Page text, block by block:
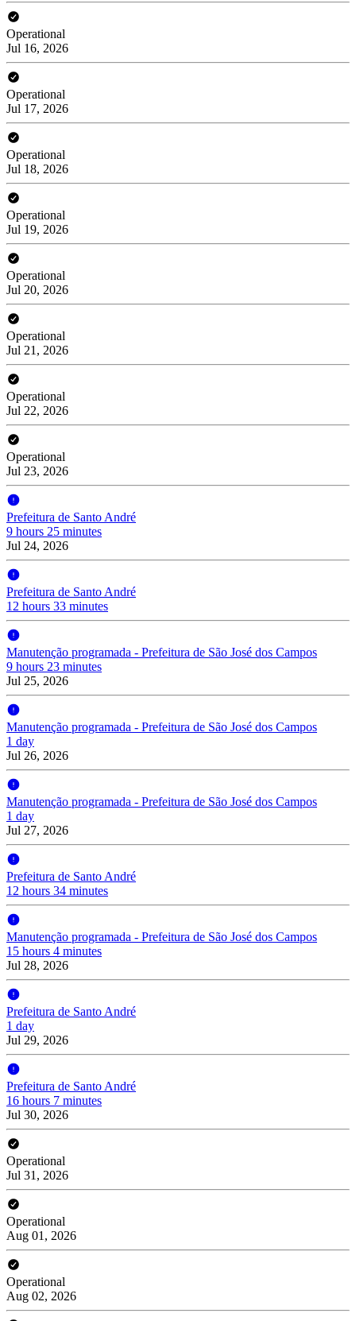
Operational
Jul 16, 2026
Operational
Jul 17, 2026
Operational
Jul 18, 2026
Operational
Jul 19, 2026
Operational
Jul 20, 2026
Operational
Jul 21, 2026
Operational
Jul 22, 2026
Operational
Jul 23, 2026
Prefeitura de Santo André
9 hours 25 minutes
Jul 24, 2026
Prefeitura de Santo André
12 hours 33 minutes
Manutenção programada - Prefeitura de São José dos Campos
9 hours 23 minutes
Jul 25, 2026
Manutenção programada - Prefeitura de São José dos Campos
1 day
Jul 26, 2026
Manutenção programada - Prefeitura de São José dos Campos
1 day
Jul 27, 2026
Prefeitura de Santo André
12 hours 34 minutes
Manutenção programada - Prefeitura de São José dos Campos
15 hours 4 minutes
Jul 28, 2026
Prefeitura de Santo André
1 day
Jul 29, 2026
Prefeitura de Santo André
16 hours 7 minutes
Jul 30, 2026
Operational
Jul 31, 2026
Operational
Aug 01, 2026
Operational
Aug 02, 2026